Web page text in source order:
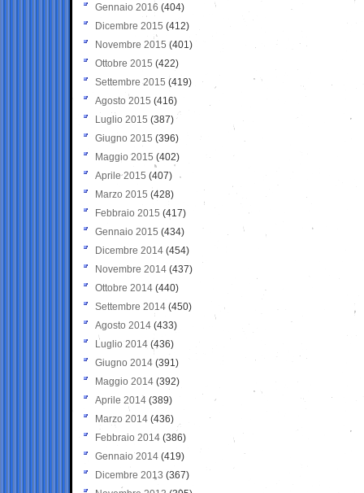
Gennaio 2016 (404)
Dicembre 2015 (412)
Novembre 2015 (401)
Ottobre 2015 (422)
Settembre 2015 (419)
Agosto 2015 (416)
Luglio 2015 (387)
Giugno 2015 (396)
Maggio 2015 (402)
Aprile 2015 (407)
Marzo 2015 (428)
Febbraio 2015 (417)
Gennaio 2015 (434)
Dicembre 2014 (454)
Novembre 2014 (437)
Ottobre 2014 (440)
Settembre 2014 (450)
Agosto 2014 (433)
Luglio 2014 (436)
Giugno 2014 (391)
Maggio 2014 (392)
Aprile 2014 (389)
Marzo 2014 (436)
Febbraio 2014 (386)
Gennaio 2014 (419)
Dicembre 2013 (367)